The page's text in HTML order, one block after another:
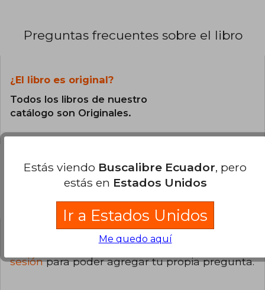
Preguntas frecuentes sobre el libro
¿El libro es original?
Todos los libros de nuestro
catálogo son Originales.
¿Tienes una pregunta sobre el libro?
sesiónpara poder agregar tu propia pregunta.
Estás viendo Buscalibre Ecuador, pero
estás en Estados Unidos
Ir a Estados Unidos
Me quedo aquí